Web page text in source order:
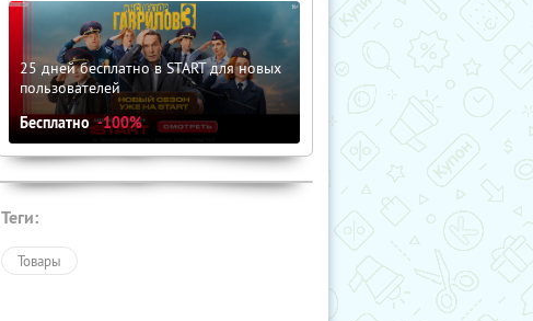
25 дней бесплатно в START для новых
пользователей
Бесплатно -100%
Теги:
Товары